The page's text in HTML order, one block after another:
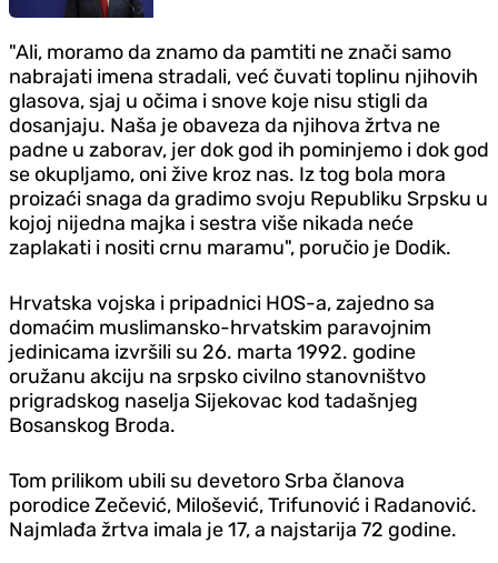
"Ali, moramo da znamo da pamtiti ne znači samo
nabrajati imena stradali, već čuvati toplinu njihovih
glasova, sjaj u očima i snove koje nisu stigli da
dosanjaju. Naša je obaveza da njihova žrtva ne
padne u zaborav, jer dok god ih pominjemo i dok god
se okupljamo, oni žive kroz nas. Iz tog bola mora
proizaći snaga da gradimo svoju Republiku Srpsku u
kojoj nijedna majka i sestra više nikada neće
zaplakati i nositi crnu maramu", poručio je Dodik.
Hrvatska vojska i pripadnici HOS-a, zajedno sa
domaćim muslimansko-hrvatskim paravojnim
jedinicama izvršili su 26. marta 1992. godine
oružanu akciju na srpsko civilno stanovništvo
prigradskog naselja Sijekovac kod tadašnjeg
Bosanskog Broda.
Tom prilikom ubili su devetoro Srba članova
porodice Zečević, Milošević, Trifunović i Radanović.
Najmlađa žrtva imala je 17, a najstarija 72 godine.